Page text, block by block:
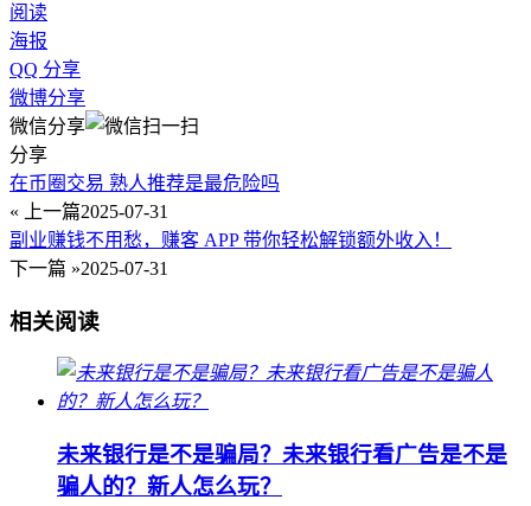
阅读
海报
QQ 分享
微博分享
微信分享
分享
在币圈交易 熟人推荐是最危险吗
« 上一篇2025-07-31
副业赚钱不用愁，赚客 APP 带你轻松解锁额外收入！
下一篇 »2025-07-31
相关阅读
未来银行是不是骗局？未来银行看广告是不是
骗人的？新人怎么玩？